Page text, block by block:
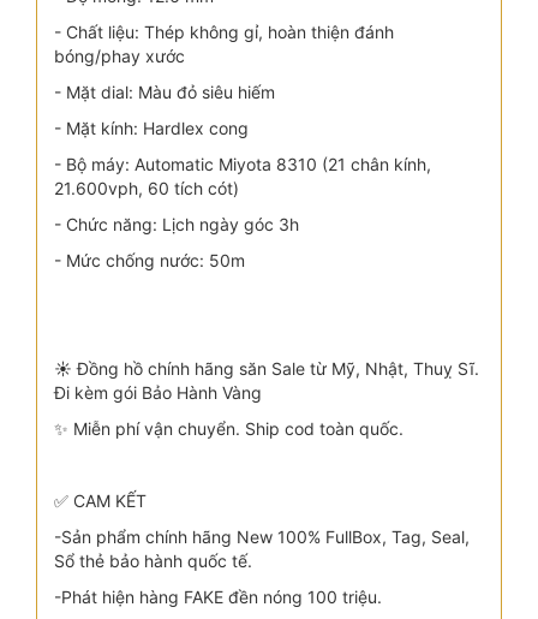
- Chất liệu: Thép không gỉ, hoàn thiện đánh
bóng/phay xước
- Mặt dial: Màu đỏ siêu hiếm
- Mặt kính: Hardlex cong
- Bộ máy: Automatic Miyota 8310 (21 chân kính,
21.600vph, 60 tích cót)
- Chức năng: Lịch ngày góc 3h
- Mức chống nước: 50m
☀️ Đồng hồ chính hãng săn Sale từ Mỹ, Nhật, Thuỵ Sĩ.
Đi kèm gói Bảo Hành Vàng
✨ Miễn phí vận chuyển. Ship cod toàn quốc.
✅ CAM KẾT
-Sản phẩm chính hãng New 100% FullBox, Tag, Seal,
Sổ thẻ bảo hành quốc tế.
-Phát hiện hàng FAKE đền nóng 100 triệu.